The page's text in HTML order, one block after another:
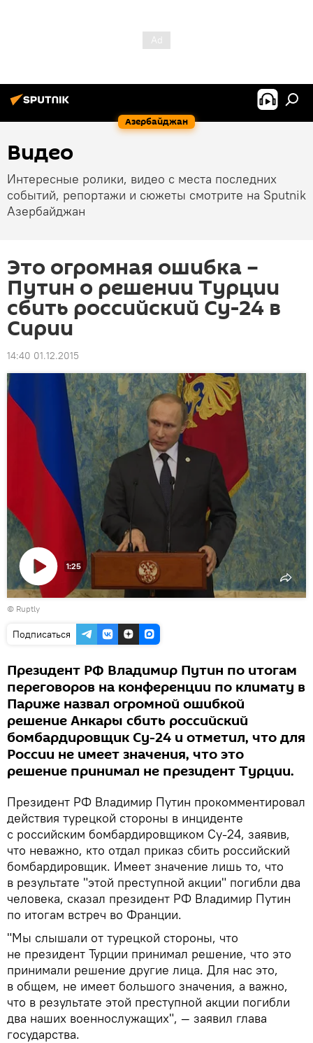
Азербайджан
Видео
Интересные ролики, видео с места последних
событий, репортажи и сюжеты смотрите на Sputnik
Азербайджан
Это огромная ошибка –
Путин о решении Турции
сбить российский Су-24 в
Сирии
14:40 01.12.2015
Воспроизвести
видео
1:25
© Ruptly
Подписаться
Президент РФ Владимир Путин по итогам
переговоров на конференции по климату в
Париже назвал огромной ошибкой
решение Анкары сбить российский
бомбардировщик Су-24 и отметил, что для
России не имеет значения, что это
решение принимал не президент Турции.
Президент РФ Владимир Путин прокомментировал
действия турецкой стороны в инциденте
с российским бомбардировщиком Су-24, заявив,
что неважно, кто отдал приказ сбить российский
бомбардировщик. Имеет значение лишь то, что
в результате "этой преступной акции" погибли два
человека, сказал президент РФ Владимир Путин
по итогам встреч во Франции.
"Мы слышали от турецкой стороны, что
не президент Турции принимал решение, что это
принимали решение другие лица. Для нас это,
в общем, не имеет большого значения, а важно,
что в результате этой преступной акции погибли
два наших военнослужащих", — заявил глава
государства.